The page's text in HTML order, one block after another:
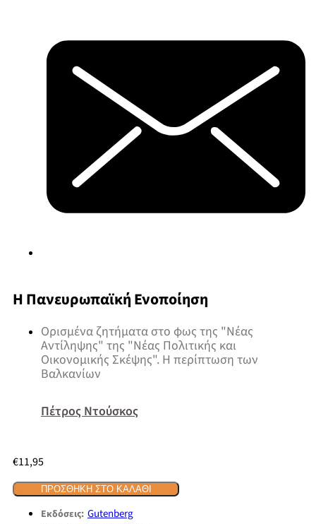
Η Πανευρωπαϊκή Ενοποίηση
Ορισμένα ζητήματα στο φως της "Νέας
Αντίληψης" της "Νέας Πολιτικής και
Οικονομικής Σκέψης". Η περίπτωση των
Βαλκανίων
Πέτρος Ντούσκος
€11,95
ΠΡΟΣΘΉΚΗ ΣΤΟ ΚΑΛΆΘΙ
Εκδόσεις: Gutenberg